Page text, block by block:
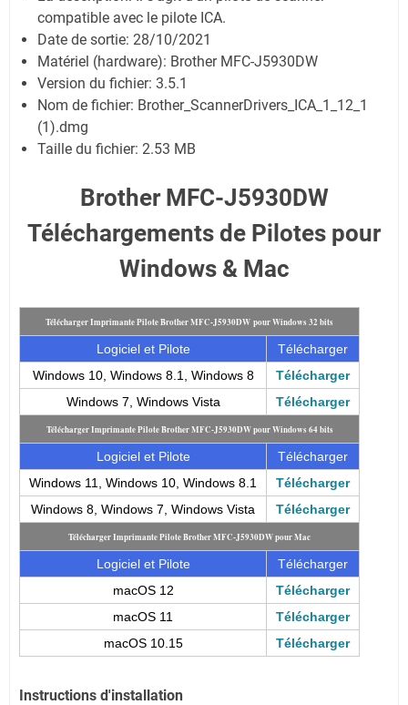
compatible avec le pilote ICA.
Date de sortie: 28/10/2021
Matériel (hardware): Brother MFC-J5930DW
Version du fichier: 3.5.1
Nom de fichier: Brother_ScannerDrivers_ICA_1_12_1
(1).dmg
Taille du fichier: 2.53 MB
Brother MFC-J5930DW
Téléchargements de Pilotes pour
Windows & Mac
Télécharger Imprimante Pilote Brother MFC-J5930DW pour Windows 32 bits
Logiciel et Pilote
Télécharger
Windows 10, Windows 8.1, Windows 8
Télécharger
Windows 7, Windows Vista
Télécharger
Télécharger Imprimante Pilote Brother MFC-J5930DW pour Windows 64 bits
Logiciel et Pilote
Télécharger
Windows 11, Windows 10, Windows 8.1
Télécharger
Windows 8, Windows 7, Windows Vista
Télécharger
Télécharger Imprimante Pilote Brother MFC-J5930DW pour Mac
Logiciel et Pilote
Télécharger
macOS 12
Télécharger
macOS 11
Télécharger
macOS 10.15
Télécharger
Instructions d'installation